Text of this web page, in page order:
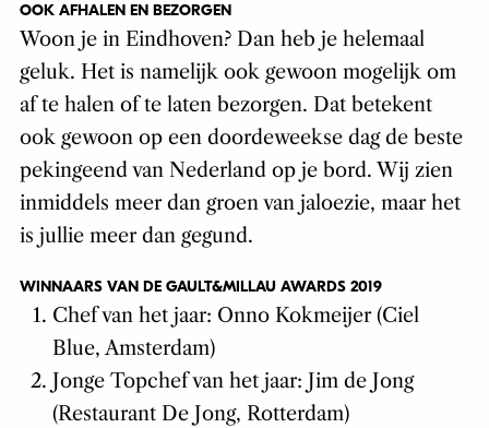
OOK AFHALEN EN BEZORGEN
Woon je in Eindhoven? Dan heb je helemaal
geluk. Het is namelijk ook gewoon mogelijk om
af te halen of te laten bezorgen. Dat betekent
ook gewoon op een doordeweekse dag de beste
pekingeend van Nederland op je bord. Wij zien
inmiddels meer dan groen van jaloezie, maar het
is jullie meer dan gegund.
WINNAARS VAN DE GAULT&MILLAU AWARDS 2019
Chef van het jaar: Onno Kokmeijer (Ciel
Blue, Amsterdam)
Jonge Topchef van het jaar: Jim de Jong
(Restaurant De Jong, Rotterdam)